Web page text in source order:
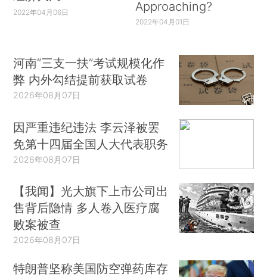
2022年04月06日
Approaching?
2022年04月01日
河南“三支一扶”考试规模化作
弊 内外勾结提前获取试卷
2026年08月07日
因严重违纪违法 李云泽被罢
免第十四届全国人大代表职务
2026年08月07日
【我闻】光大旗下上市公司出
售背后隐情 多人卷入医疗腐
败案被查
2026年08月07日
特朗普坚称美国防空弹药库存